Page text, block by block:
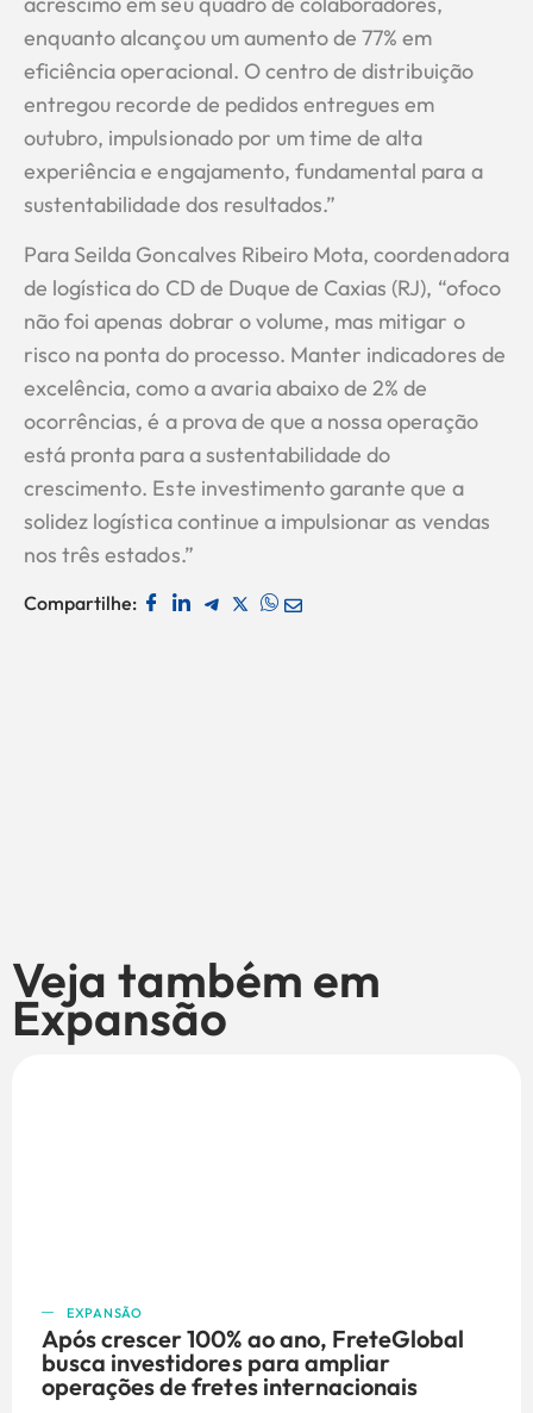
enquanto alcançou um aumento de 77% em
eficiência operacional. O centro de distribuição
entregou recorde de pedidos entregues em
outubro, impulsionado por um time de alta
experiência e engajamento, fundamental para a
sustentabilidade dos resultados.”
Para Seilda Goncalves Ribeiro Mota, coordenadora
de logística do CD de Duque de Caxias (RJ), “ofoco
não foi apenas dobrar o volume, mas mitigar o
risco na ponta do processo. Manter indicadores de
excelência, como a avaria abaixo de 2% de
ocorrências, é a prova de que a nossa operação
está pronta para a sustentabilidade do
crescimento. Este investimento garante que a
solidez logística continue a impulsionar as vendas
nos três estados.”
Compartilhe:
Veja também em
Expansão
EXPANSÃO
Após crescer 100% ao ano, FreteGlobal
busca investidores para ampliar
operações de fretes internacionais